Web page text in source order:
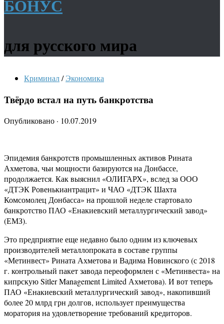
БОНУС
для русского мира
Криминал/ Экономика
Твёрдо встал на путь банкротства
Опубликовано · 10.07.2019
Эпидемия банкротств промышленных активов Рината
Ахметова, чьи мощности базируются на Донбассе,
продолжается. Как выяснил «ОЛИГАРХ», вслед за ООО
«ДТЭК Ровенькиантрацит» и ЧАО «ДТЭК Шахта
Комсомолец Донбасса» на прошлой неделе стартовало
банкротство ПАО «Енакиевский металлургический завод»
(ЕМЗ).
Это предприятие еще недавно было одним из ключевых
производителей металлопроката в составе группы
«Метинвест» Рината Ахметова и Вадима Новинского (с 2018
г. контрольный пакет завода переоформлен с «Метинвеста» на
кипрскую Sitler Management Limited Ахметова). И вот теперь
ПАО «Енакиевский металлургический завод», накопивший
более 20 млрд грн долгов, использует преимущества
моратория на удовлетворение требований кредиторов.